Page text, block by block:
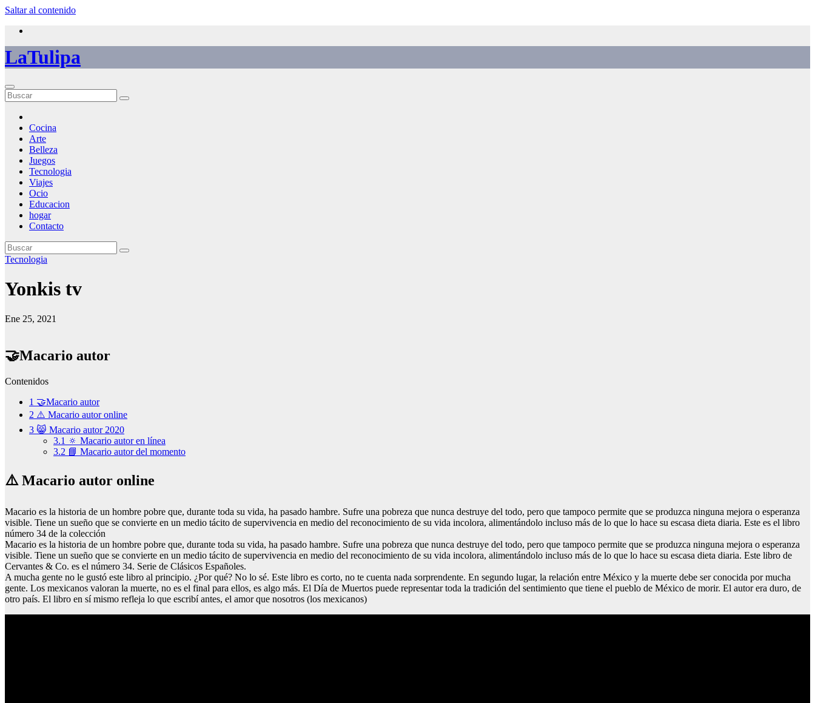
Saltar al contenido
LaTulipa
Cocina
Arte
Belleza
Juegos
Tecnologia
Viajes
Ocio
Educacion
hogar
Contacto
Tecnologia
Yonkis tv
Ene 25, 2021
🤝Macario autor
Contenidos
1 🤝Macario autor
2 ⚠️ Macario autor online
3 😸 Macario autor 2020
3.1 🔅 Macario autor en línea
3.2 📘 Macario autor del momento
⚠️ Macario autor online
Macario es la historia de un hombre pobre que, durante toda su vida, ha pasado hambre. Sufre una pobreza que nunca destruye del todo, pero que tampoco permite que se produzca ninguna mejora o esperanza
visible. Tiene un sueño que se convierte en un medio tácito de supervivencia en medio del reconocimiento de su vida incolora, alimentándolo incluso más de lo que lo hace su escasa dieta diaria. Este es el libro
número 34 de la colección
Macario es la historia de un hombre pobre que, durante toda su vida, ha pasado hambre. Sufre una pobreza que nunca destruye del todo, pero que tampoco permite que se produzca ninguna mejora o esperanza
visible. Tiene un sueño que se convierte en un medio tácito de supervivencia en medio del reconocimiento de su vida incolora, alimentándolo incluso más de lo que lo hace su escasa dieta diaria. Este libro de
Cervantes & Co. es el número 34. Serie de Clásicos Españoles.
A mucha gente no le gustó este libro al principio. ¿Por qué? No lo sé. Este libro es corto, no te cuenta nada sorprendente. En segundo lugar, la relación entre México y la muerte debe ser conocida por mucha
gente. Los mexicanos valoran la muerte, no es el final para ellos, es algo más. El Día de Muertos puede representar toda la tradición del sentimiento que tiene el pueblo de México de morir. El autor era duro, de
otro país. El libro en sí mismo refleja lo que escribí antes, el amor que nosotros (los mexicanos)